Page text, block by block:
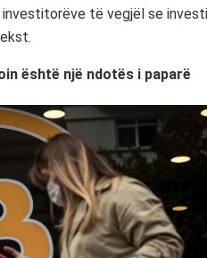
investitorëve të vegjël se
është një ndotës i paparë